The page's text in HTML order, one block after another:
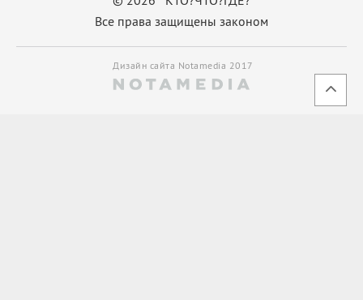
Все права защищены законом
Дизайн сайта Notamedia 2017